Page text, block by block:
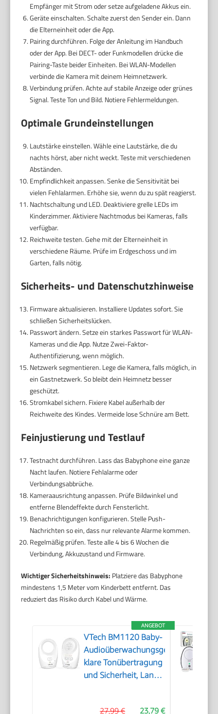
Empfänger mit Strom oder setze aufgeladene Akkus ein.
Geräte einschalten. Schalte zuerst den Sender ein. Dann
die Elterneinheit oder die App.
Pairing durchführen. Folge der Anleitung im Handbuch
oder der App. Bei DECT- oder Funkmodellen drücke die
Pairing-Taste beider Einheiten. Bei WLAN-Modellen
verbinde die Kamera mit deinem Heimnetzwerk.
Verbindung prüfen. Achte auf stabile Anzeige oder grünes
Signal. Teste Ton und Bild. Notiere Fehlermeldungen.
Optimale Grundeinstellungen
Lautstärke einstellen. Wähle eine Lautstärke, die du
nachts hörst, aber nicht weckt. Teste mit verschiedenen
Abständen.
Empfindlichkeit anpassen. Senke die Sensitivität bei
vielen Fehlalarmen. Erhöhe sie, wenn du zu spät reagierst.
Nachtschaltung und LED. Deaktiviere grelle LEDs im
Kinderzimmer. Aktiviere Nachtmodus bei Kameras, falls
verfügbar.
Reichweite testen. Gehe mit der Elterneinheit in
verschiedene Räume. Prüfe im Erdgeschoss und im
Garten, falls nötig.
Sicherheits- und Datenschutzhinweise
Firmware aktualisieren. Installiere Updates sofort. Sie
schließen Sicherheitslücken.
Passwort ändern. Setze ein starkes Passwort für WLAN-
Kameras und die App. Nutze Zwei-Faktor-
Authentifizierung, wenn möglich.
Netzwerk segmentieren. Lege die Kamera, falls möglich, in
ein Gastnetzwerk. So bleibt dein Heimnetz besser
geschützt.
Stromkabel sichern. Fixiere Kabel außerhalb der
Reichweite des Kindes. Vermeide lose Schnüre am Bett.
Feinjustierung und Testlauf
Testnacht durchführen. Lass das Babyphone eine ganze
Nacht laufen. Notiere Fehlalarme oder
Verbindungsabbrüche.
Kameraausrichtung anpassen. Prüfe Bildwinkel und
entferne Blendeffekte durch Fensterlicht.
Benachrichtigungen konfigurieren. Stelle Push-
Nachrichten so ein, dass nur relevante Alarme kommen.
Regelmäßig prüfen. Teste alle 4 bis 6 Wochen die
Verbindung, Akkuzustand und Firmware.
Wichtiger Sicherheitshinweis: Platziere das Babyphone
mindestens 1,5 Meter vom Kinderbett entfernt. Das
reduziert das Risiko durch Kabel und Wärme.
ANGEBOT
VTech BM1120 Baby-
Audioüberwachungsgerät,
klare Tonübertragung
und Sicherheit, Lange
23,79 €
27,99 €